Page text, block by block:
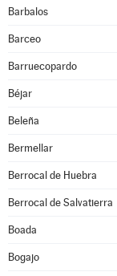
Barbalos
Barceo
Barruecopardo
Béjar
Beleña
Bermellar
Berrocal de Huebra
Berrocal de Salvatierra
Boada
Bogajo